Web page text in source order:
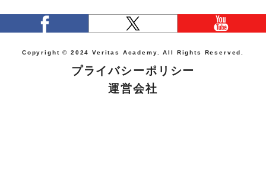
Copyright © 2024 Veritas Academy. All Rights Reserved.
プライバシーポリシー
運営会社